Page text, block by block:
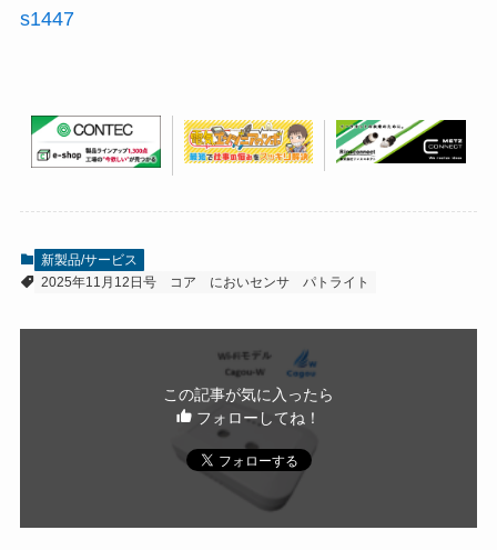
s1447
新製品/サービス
2025年11月12日号
コア においセンサ パトライト
この記事が気に入ったら
フォローしてね！